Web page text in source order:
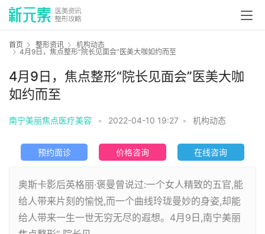
首页 整形资讯
机构动态
4月9日，焦点整形“院长见面会”医美大咖如约而至
4月9日，焦点整形“院长见面会”医美大咖
如约而至
南宁美丽焦点医疗美容 • 2022-04-10 19:27 • 机构动态
预约面诊 价格咨询 在线咨询
奥斯卡影后英格丽·褒曼曾说过:一个女人精致的五官,能
给人带来片刻的愉悦,而一个曲线玲珑曼妙的身姿,却能
给人带来一生一世无穷无尽的遐想。4月9日,南宁美丽